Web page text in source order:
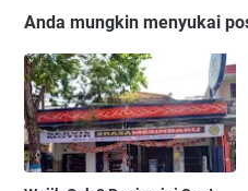
Anda mungkin menyukai